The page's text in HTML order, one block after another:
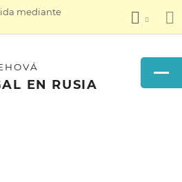
mediante
EN RUSIA